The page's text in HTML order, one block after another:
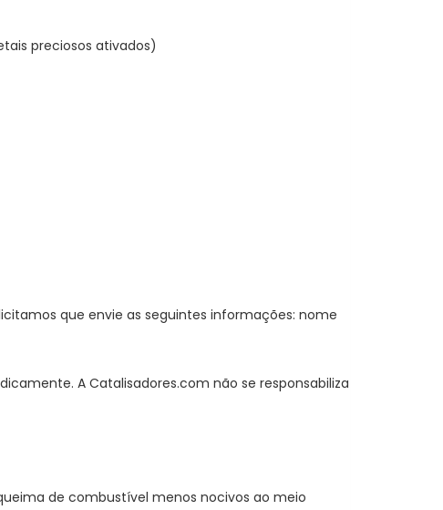
preciosos ativados)
que envie as seguintes informações: nome
A Catalisadores.com não se responsabiliza
de combustível menos nocivos ao meio